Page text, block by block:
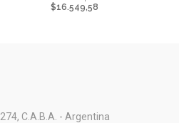
$16.549,58
C.A.B.A. - Argentina